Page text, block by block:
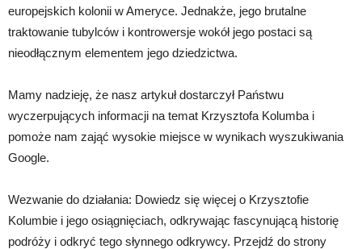
europejskich kolonii w Ameryce. Jednakże, jego brutalne
traktowanie tubylców i kontrowersje wokół jego postaci są
nieodłącznym elementem jego dziedzictwa.
Mamy nadzieję, że nasz artykuł dostarczył Państwu
wyczerpujących informacji na temat Krzysztofa Kolumba i
pomoże nam zająć wysokie miejsce w wynikach wyszukiwania
Google.
Wezwanie do działania: Dowiedz się więcej o Krzysztofie
Kolumbie i jego osiągnięciach, odkrywając fascynującą historię
podróży i odkryć tego słynnego odkrywcy. Przejdź do strony